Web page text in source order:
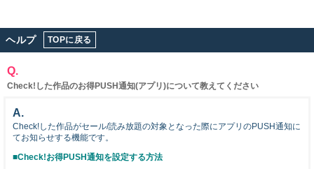
ヘルプ TOPに戻る
Q.
Check!した作品のお得PUSH通知(アプリ)について教えてください
A.
Check!した作品がセール/読み放題の対象となった際にアプリのPUSH通知に
てお知らせする機能です。
■Check!お得PUSH通知を設定する方法